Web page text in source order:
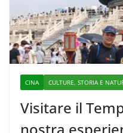
CINA CULTURE, STORIA E
Visitare il